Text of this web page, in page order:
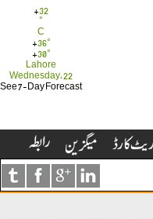
+32
°
C
+36°
+30°
Lahore
Wednesday, 22
See 7-Day Forecast